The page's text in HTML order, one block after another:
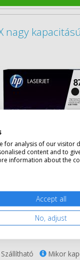
nagy
94 690 Ft (bruttó 120
Több darabos ár
93 090 Ft (bruttó 118
Mikor
for analysis of our visitor
content and to
information about the
Accept all
No, adjust